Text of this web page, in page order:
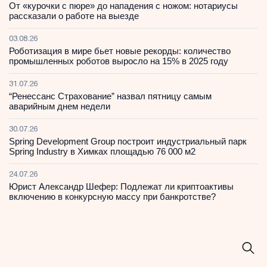
От «курочки с пюре» до нападения с ножом: нотариусы
рассказали о работе на выезде
03.08.26
Роботизация в мире бьет новые рекорды: количество
промышленных роботов выросло на 15% в 2025 году
31.07.26
“Ренессанс Страхование” назвал пятницу самым
аварийным днем недели
30.07.26
Spring Development Group построит индустриальный парк
Spring Industry в Химках площадью 76 000 м2
24.07.26
Юрист Александр Шефер: Подлежат ли криптоактивы
включению в конкурсную массу при банкротстве?